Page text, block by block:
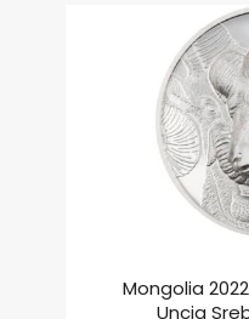
Mongolia 2022
Uncja